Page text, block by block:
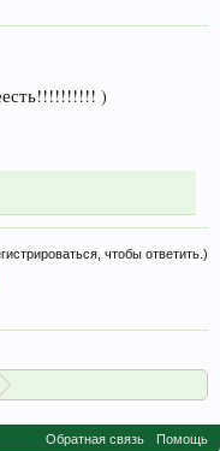
)
чтобы ответить.)
Обратная связь Помощь